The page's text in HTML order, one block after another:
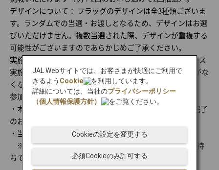
デザインについて： フラッグのデザインは全3種類ございま
す。ランダムでの当選・お渡しとなるため、デザインはお選
びいただけません。複数当選された際、デザインが重複する
可能性がございますのであらかじめご了承ください。
実施場所： ZOZOマリンスタジアム 球場外周 JAL特設ブース
実施時間： 2026年6月12日（金）15:00 ～ 18:00（※賞品がな
くなり次第終了となります）
参加方法： ブースにて、以下2点をご提示ください。
・本プログラムお申し込み後に届く「お申し込み手続き完了
のお知らせメール」
・当日の「JALスペシャルナイター観戦チケット」
※JALブースにお越しいただいても、観戦チケットをお持
ちでない場合は抽選にご参加いただけません。
JAL Webサイトでは、お客さまが快適にご利用で
きるよう Cookie
を利用しています。
詳細については、当社のプライバシーポリシー
（個人情報保護方針）
をご覧ください。
必須Cookieのみ許可する
Cookieの設定を変更する